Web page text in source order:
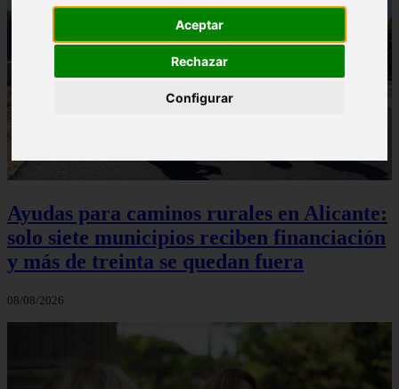
Aceptar
Rechazar
Configurar
Ayudas para caminos rurales en Alicante:
solo siete municipios reciben financiación
y más de treinta se quedan fuera
08/08/2026